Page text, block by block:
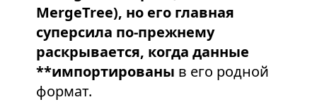
MergeTree), но его главная
суперсила по-прежнему
раскрывается, когда данные
**импортированы в его родной
формат.